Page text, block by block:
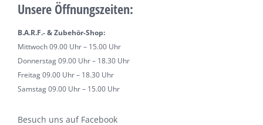
Unsere Öffnungszeiten:
B.A.R.F.- & Zubehör-Shop:
Mittwoch 09.00 Uhr – 15.00 Uhr
Donnerstag 09.00 Uhr – 18.30 Uhr
Freitag 09.00 Uhr – 18.30 Uhr
Samstag 09.00 Uhr – 15.00 Uhr
Besuch uns auf Facebook